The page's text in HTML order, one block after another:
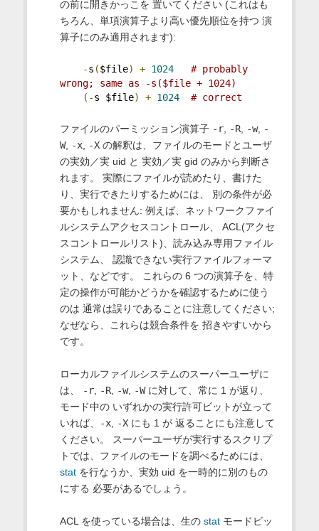
の前に開きかっこを 置いてください (これはも
ちろん、単項演算子より高い優先順位を持つ 演
算子にのみ適用されます):
-s ($file) + 1024
# probably
wrong; same as -s($file + 1024)
(-s $file) + 1024 # correct
ファイルのパーミッション演算子 -r, -R, -w, -
W, -x, -Xの解釈は、ファイルのモードとユーザ
の実効／実 uid と 実効／実 gid のみから判断さ
れます。 実際にファイルが読めたり、書けた
り、実行できたりするためには、 別の条件が必
要かもしれません: 例えば、ネットワークファイ
ルシステムアクセスコントロール、 ACL(アクセ
スコントロールリスト)、読み込み専用ファイル
システム、 認識できない実行ファイルフォーマ
ット、などです。 これらの 6 つの演算子を、特
定の操作が可能かどうかを確認するために使う
のは 通常は誤りであることに注意してください;
なぜなら、これらは競合条件を 招きやすいから
です。
ローカルファイルシステムのスーパーユーザに
は、
-r, -R, -w, -Wに対して、常に 1 が返り、
モード中の いずれかの実行許可ビットが立って
いれば、
-x, -Xにも 1 が 返ることにも注意して
ください。 スーパーユーザが実行するスクリプ
トでは、ファイルのモードを調べるためには、
statを行なうか、実効 uid を一時的に別のもの
にする 必要があるでしょう。
ACL を使っている場合は、生の statモードビッ